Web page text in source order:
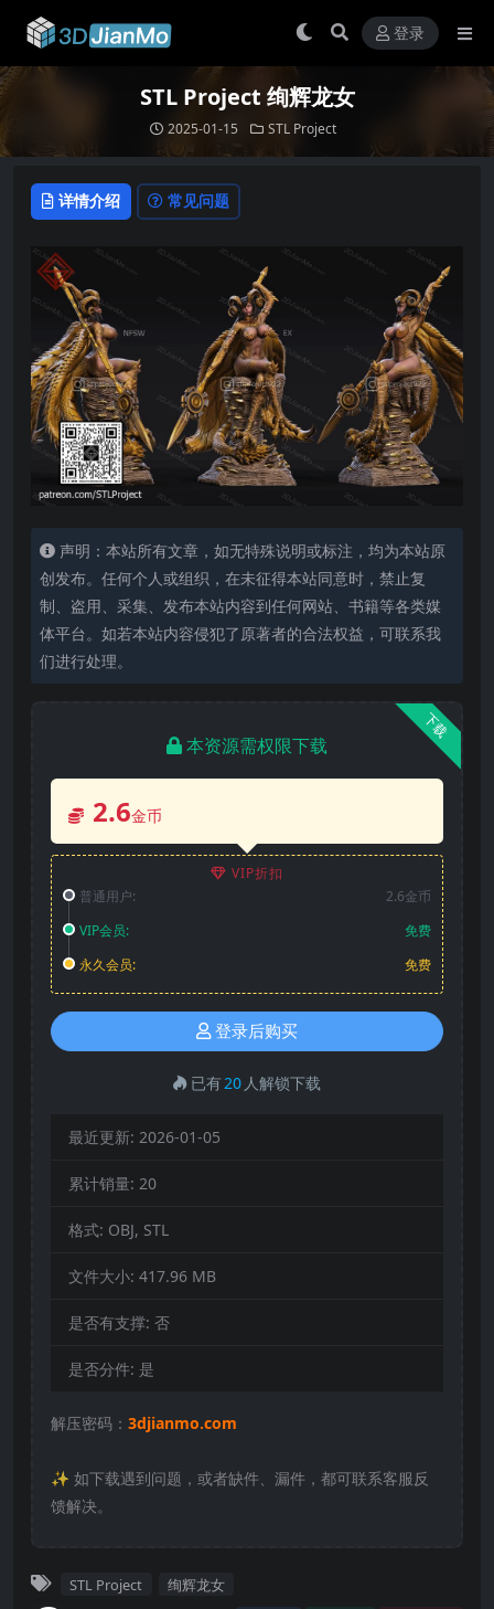
登录
STL Project 绚辉龙女
2025-01-15 STL Project
详情介绍 常见问题
声明：本站所有文章，如无特殊说明或标注，均为本站原
创发布。任何个人或组织，在未征得本站同意时，禁止复
制、盗用、采集、发布本站内容到任何网站、书籍等各类媒
体平台。如若本站内容侵犯了原著者的合法权益，可联系我
们进行处理。
下载
本资源需权限下载
2.6金币
VIP折扣
普通用户:
2.6金币
VIP会员:
免费
永久会员:
免费
登录后购买
已有20 人解锁下载
最近更新: 2026-01-05
累计销量: 20
格式: OBJ, STL
文件大小: 417.96 MB
是否有支撑: 否
是否分件: 是
解压密码： 3djianmo.com
✨️ 如下载遇到问题，或者缺件、漏件，都可联系客服反
馈解决。
STL Project 绚辉龙女